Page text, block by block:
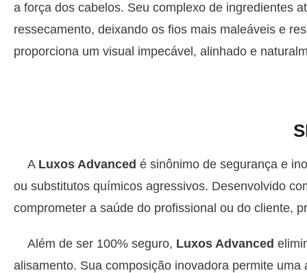
a força dos cabelos. Seu complexo de ingredientes
ressecamento, deixando os fios mais maleáveis e
proporciona um visual impecável, alinhado e
A Luxos Advanced é sinônimo de segurança e
ou substitutos químicos agressivos. Desenvolvido
comprometer a saúde do profissional ou do cliente,
Além de ser 100% seguro, Luxos Advanced
alisamento. Sua composição inovadora permite